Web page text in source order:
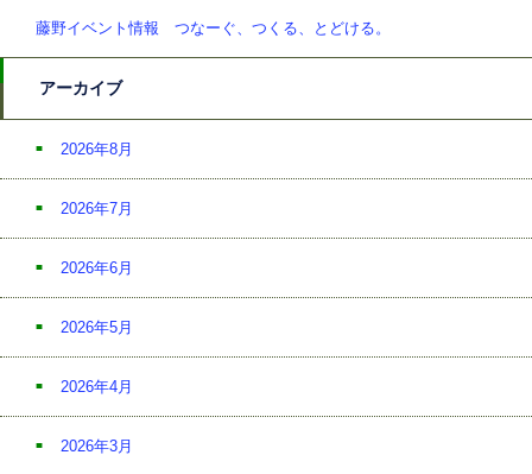
藤野イベント情報 つなーぐ、つくる、とどける。
アーカイブ
2026年8月
2026年7月
2026年6月
2026年5月
2026年4月
2026年3月